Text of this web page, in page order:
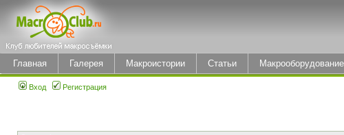
Главная Галерея Макроистории Статьи Макрооборудование
Вход Регистрация